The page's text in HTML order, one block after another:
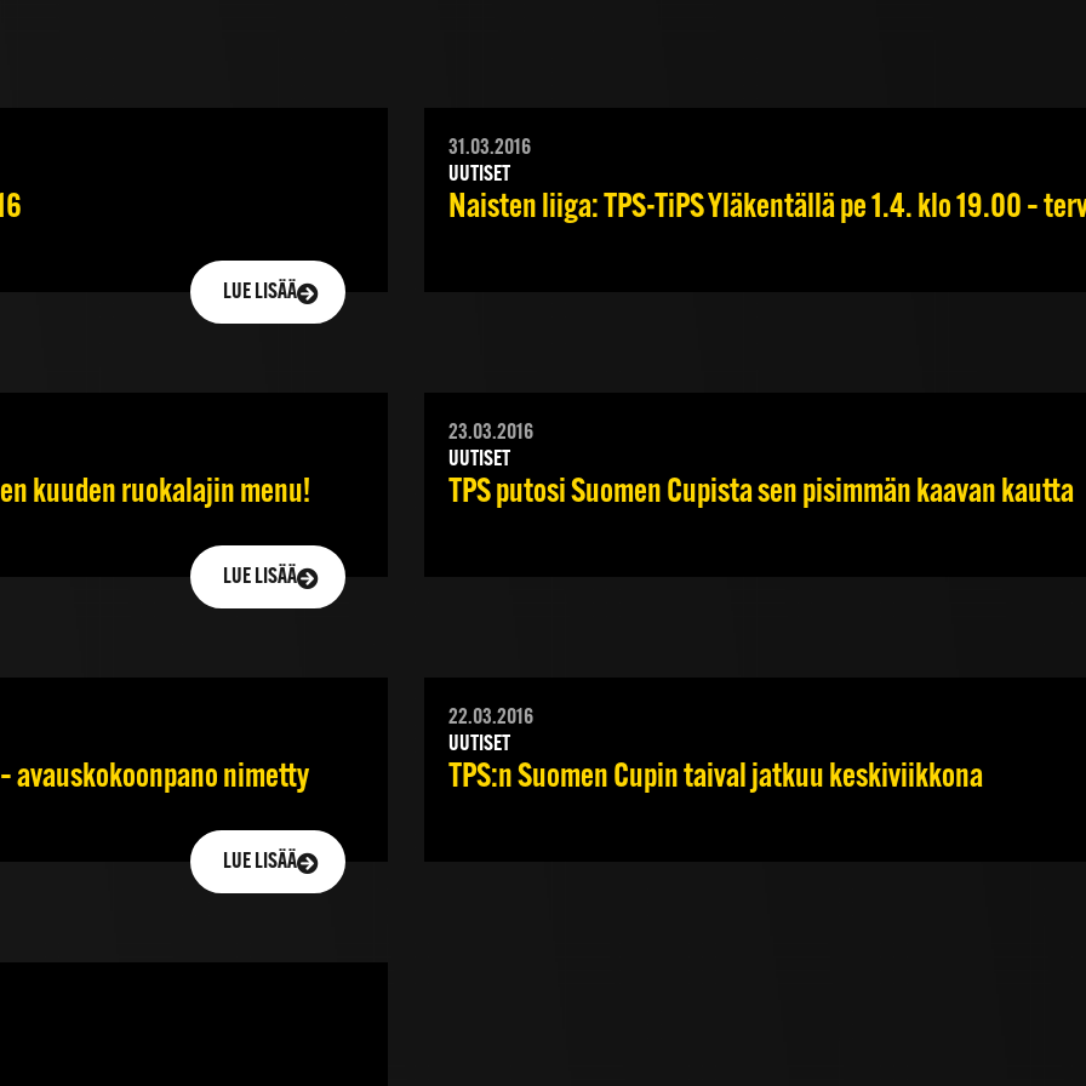
LUE LISÄÄ
31.03.2016
UUTISET
Naisten liiga: TPS-TiPS Yläkentällä pe 1.4. klo 19.00 –
kuuden ruokalajin menu!
LUE LISÄÄ
23.03.2016
UUTISET
TPS putosi Suomen Cupista sen pisimmän kaavan kautta
avauskokoonpano nimetty
LUE LISÄÄ
22.03.2016
UUTISET
TPS:n Suomen Cupin taival jatkuu keskiviikkona